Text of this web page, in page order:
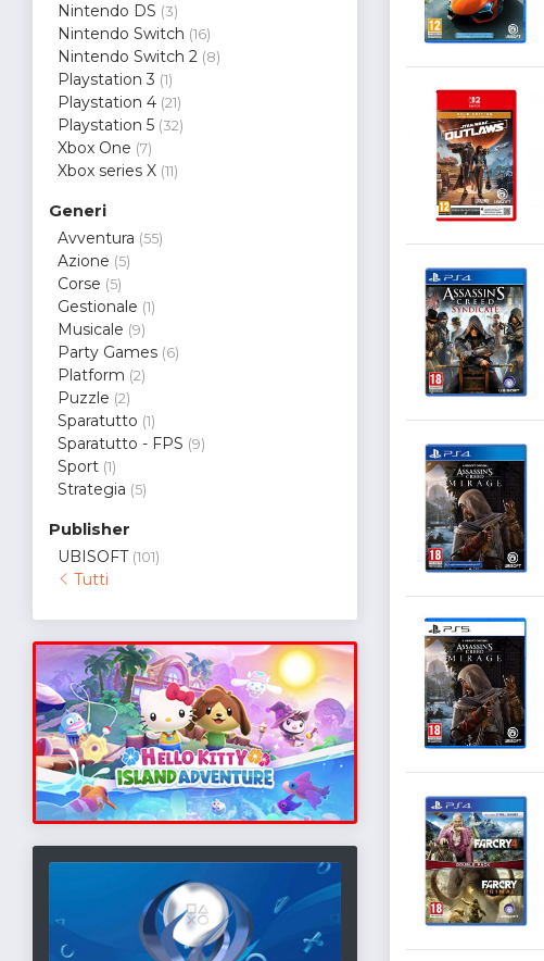
Nintendo DS (3)
Nintendo Switch (16)
Nintendo Switch 2 (8)
Playstation 3 (1)
Playstation 4 (21)
Playstation 5 (32)
Xbox One (7)
Xbox series X (11)
Generi
Avventura (55)
Azione (5)
Corse (5)
Gestionale (1)
Musicale (9)
Party Games (6)
Platform (2)
Puzzle (2)
Sparatutto (1)
Sparatutto - FPS (9)
Sport (1)
Strategia (5)
Publisher
UBISOFT (101)
Tutti